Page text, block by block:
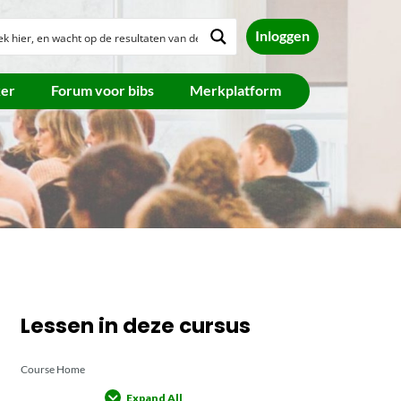
Inloggen
Forum voor bibs Merkplatform
Lessen in deze cursus
Course Home
Expand All